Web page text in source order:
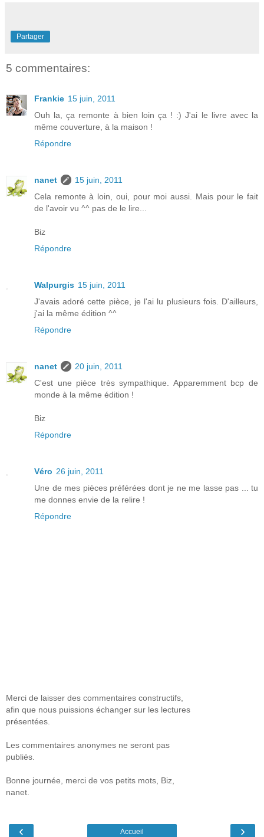
Partager
5 commentaires:
Frankie 15 juin, 2011
Ouh la, ça remonte à bien loin ça ! :) J'ai le livre avec la
même couverture, à la maison !
Répondre
nanet
15 juin, 2011
Cela remonte à loin, oui, pour moi aussi. Mais pour le fait
de l'avoir vu ^^ pas de le lire...
Biz
Répondre
Walpurgis 15 juin, 2011
J'avais adoré cette pièce, je l'ai lu plusieurs fois. D'ailleurs,
j'ai la même édition ^^
Répondre
nanet
20 juin, 2011
C'est une pièce très sympathique. Apparemment bcp de
monde à la même édition !
Biz
Répondre
Véro 26 juin, 2011
Une de mes pièces préférées dont je ne me lasse pas ... tu
me donnes envie de la relire !
Répondre
Merci de laisser des commentaires constructifs,
afin que nous puissions échanger sur les lectures
présentées.
Les commentaires anonymes ne seront pas
publiés.
Bonne journée, merci de vos petits mots, Biz,
nanet.
‹ ›
Accueil